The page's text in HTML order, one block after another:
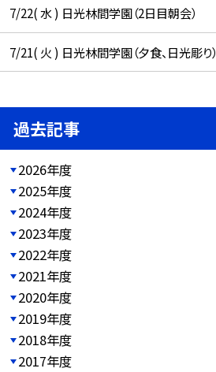
7/22( 水 ) 日光林間学園（2日目朝会）
7/21( 火 ) 日光林間学園（夕食、日光彫り）
過去記事
2026年度
2025年度
2024年度
2023年度
2022年度
2021年度
2020年度
2019年度
2018年度
2017年度